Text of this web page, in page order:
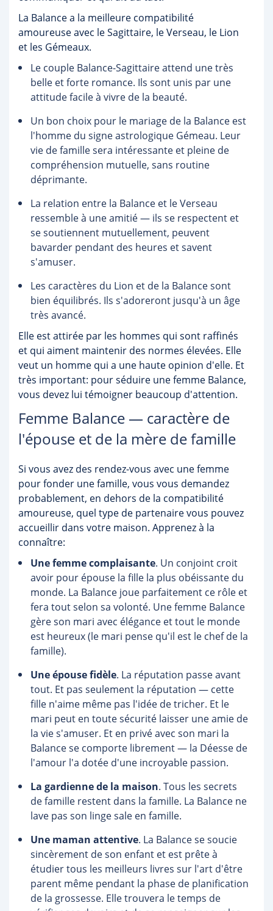
La Balance a la meilleure compatibilité
amoureuse avec le Sagittaire, le Verseau, le Lion
et les Gémeaux.
Le couple Balance-Sagittaire attend une très
belle et forte romance. Ils sont unis par une
attitude facile à vivre de la beauté.
Un bon choix pour le mariage de la Balance est
l'homme du signe astrologique Gémeau. Leur
vie de famille sera intéressante et pleine de
compréhension mutuelle, sans routine
déprimante.
La relation entre la Balance et le Verseau
ressemble à une amitié — ils se respectent et
se soutiennent mutuellement, peuvent
bavarder pendant des heures et savent
s'amuser.
Les caractères du Lion et de la Balance sont
bien équilibrés. Ils s'adoreront jusqu'à un âge
très avancé.
Elle est attirée par les hommes qui sont raffinés
et qui aiment maintenir des normes élevées. Elle
veut un homme qui a une haute opinion d'elle. Et
très important: pour séduire une femme Balance,
vous devez lui témoigner beaucoup d'attention.
Femme Balance — caractère de
l'épouse et de la mère de famille
Si vous avez des rendez-vous avec une femme
pour fonder une famille, vous vous demandez
probablement, en dehors de la compatibilité
amoureuse, quel type de partenaire vous pouvez
accueillir dans votre maison. Apprenez à la
connaître:
Une femme complaisante. Un conjoint croit
avoir pour épouse la fille la plus obéissante du
monde. La Balance joue parfaitement ce rôle et
fera tout selon sa volonté. Une femme Balance
gère son mari avec élégance et tout le monde
est heureux (le mari pense qu'il est le chef de la
famille).
Une épouse fidèle. La réputation passe avant
tout. Et pas seulement la réputation — cette
fille n'aime même pas l'idée de tricher. Et le
mari peut en toute sécurité laisser une amie de
la vie s'amuser. Et en privé avec son mari la
Balance se comporte librement — la Déesse de
l'amour l'a dotée d'une incroyable passion.
La gardienne de la maison. Tous les secrets
de famille restent dans la famille. La Balance ne
lave pas son linge sale en famille.
Une maman attentive. La Balance se soucie
sincèrement de son enfant et est prête à
étudier tous les meilleurs livres sur l'art d'être
parent même pendant la phase de planification
de la grossesse. Elle trouvera le temps de